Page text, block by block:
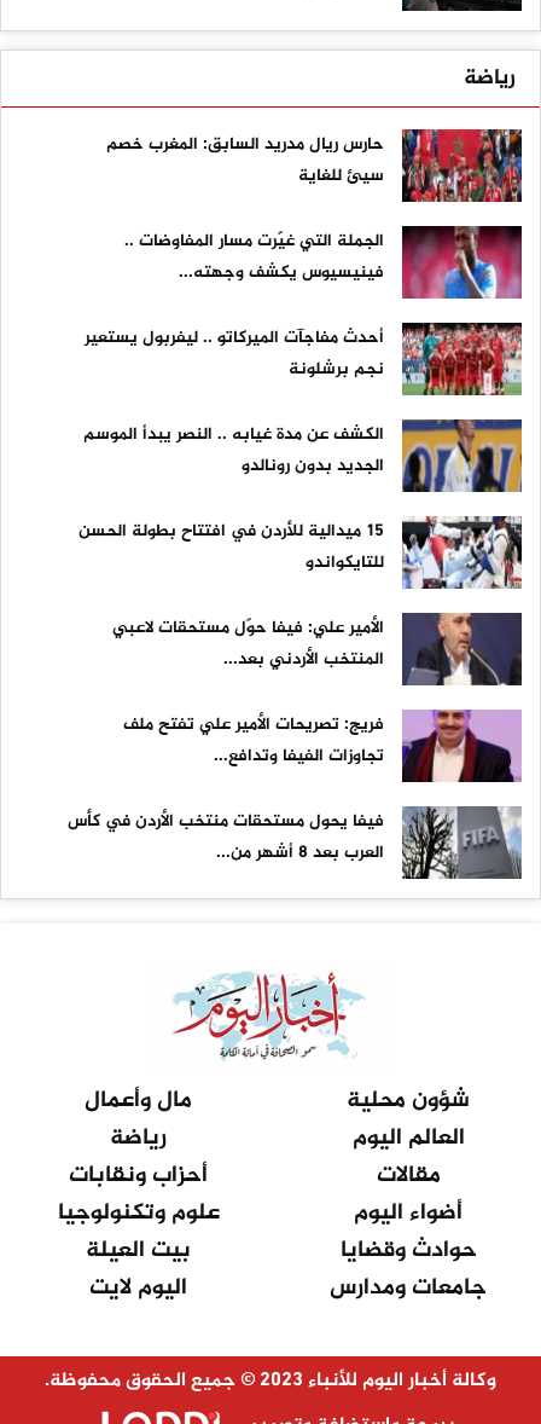
رياضة
حارس ريال مدريد السابق: المغرب خصم
سيئ للغاية
الجملة التي غيّرت مسار المفاوضات ..
فينيسيوس يكشف وجهته...
أحدث مفاجآت الميركاتو .. ليفربول يستعير
نجم برشلونة
الكشف عن مدة غيابه .. النصر يبدأ الموسم
الجديد بدون رونالدو
15 ميدالية للأردن في افتتاح بطولة الحسن
للتايكواندو
الأمير علي: فيفا حوّل مستحقات لاعبي
المنتخب الأردني بعد...
فريج: تصريحات الأمير علي تفتح ملف
تجاوزات الفيفا وتدافع...
فيفا يحول مستحقات منتخب الأردن في كأس
العرب بعد 8 أشهر من...
شؤون محلية
مال وأعمال
العالم اليوم
رياضة
مقالات
أحزاب ونقابات
أضواء اليوم
علوم وتكنولوجيا
حوادث وقضايا
بيت العيلة
جامعات ومدارس
اليوم لايت
وكالة أخبار اليوم للأنباء 2023 © جميع الحقوق محفوظة.